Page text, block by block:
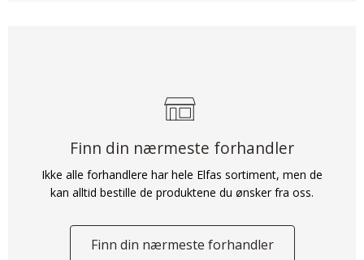
Finn din nærmeste forhandler
Ikke alle forhandlere har hele Elfas sortiment, men de
kan alltid bestille de produktene du ønsker fra oss.
Finn din nærmeste forhandler